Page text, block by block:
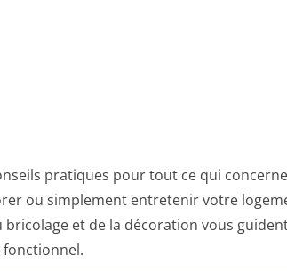
pratiques pour tout ce qui
ou simplement entretenir votre
et de la décoration vous
fonctionnel.